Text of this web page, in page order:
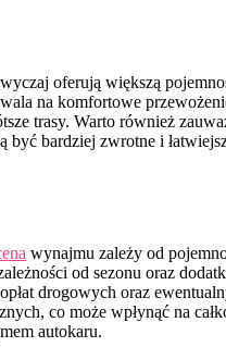
oferują większą
na komfortowe
trasy. Warto również
bardziej zwrotne i
wynajmu zależy od
od sezonu oraz
drogowych oraz
co może wpłynąć na
autokaru.